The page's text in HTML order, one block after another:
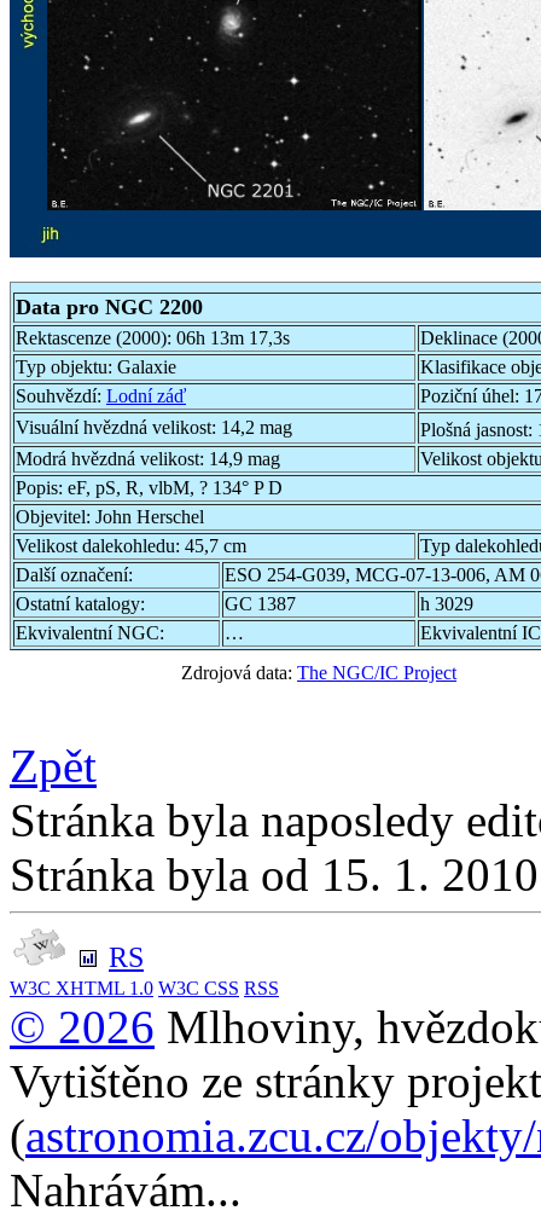
Data pro NGC 2200
Rektascenze (2000): 06h 13m 17,3s
Deklinace
Typ objektu: Galaxie
Klasifikace
Souhvězdí: Lodní záď Poziční úhel:
Visuální hvězdná velikost: 14,2 mag Plošná jasnost:
Modrá hvězdná velikost: 14,9 mag
Velikost
Popis: eF, pS, R, vlbM, ? 134° P D
Objevitel: John Herschel
Velikost dalekohledu: 45,7 cm
Typ
Další označení:
ESO 254-G039, MCG-07-13-006, AM
Ostatní katalogy:
GC 1387
h 3029
Ekvivalentní NGC:
…
Ekvivalentní
Zdrojová data: The NGC/IC Project
Zpět
Stránka byla naposledy
Stránka byla od 15. 1.
RS
W3C XHTML 1.0 W3C CSS RSS
© 2026 Mlhoviny,
Vytištěno ze stránky
(astronomia.zcu.cz/
Nahrávám...